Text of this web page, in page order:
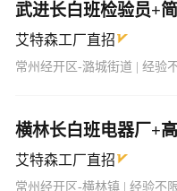
武进长白班检验员+
艾特森工厂直招
常州经开区-潞城街道 | 经验
横林长白班电器厂+
艾特森工厂直招
常州经开区-横林镇 | 经验不